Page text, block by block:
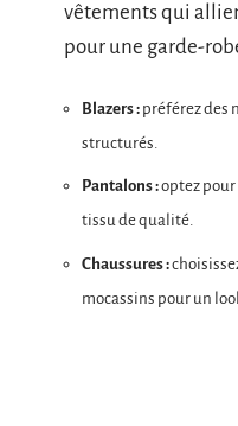
vêtements qui
pour une garde-
Blazers : préférez des
structurés.
Pantalons :optez pour
tissu de qualité.
Chaussures :
mocassins pour un